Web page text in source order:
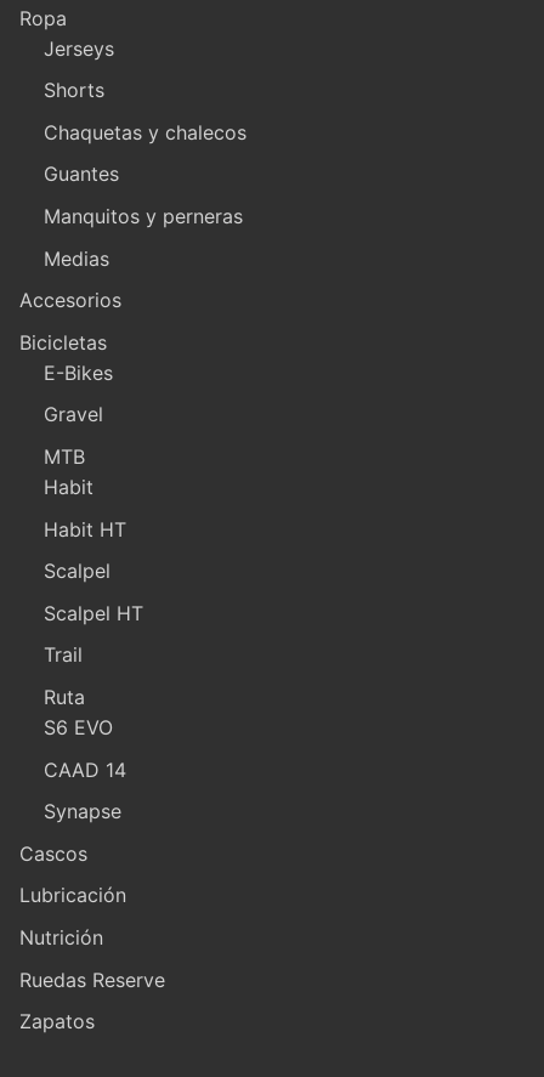
Ropa
Jerseys
Shorts
Chaquetas y chalecos
Guantes
Manquitos y perneras
Medias
Accesorios
Bicicletas
E-Bikes
Gravel
MTB
Habit
Habit HT
Scalpel
Scalpel HT
Trail
Ruta
S6 EVO
CAAD 14
Synapse
Cascos
Lubricación
Nutrición
Ruedas Reserve
Zapatos